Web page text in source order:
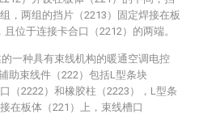
，两组的挡片（2213）固定焊接在板
位于连接卡合口（2212）的两端。
一种具有束线机构的暖通空调电控
助束线件（222）包括L型条块
口（2222）和橡胶柱（2223），L型条
在板体（221）上，束线槽口